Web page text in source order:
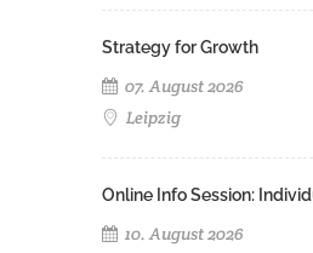
Strategy for Growth
07. August 2026
Leipzig
Online Info Session:
10. August 2026